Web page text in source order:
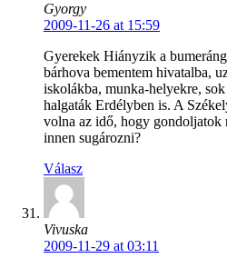
Gyorgy
2009-11-26 at 15:59
Gyerekek Hiányzik a
bárhova bementem hivatalba,
iskolákba, munka-helyekre,
halgaták Erdélyben is. A
volna az idő, hogy gondoljatok
innen sugározni?
Válasz
Vivuska
2009-11-29 at 03:11